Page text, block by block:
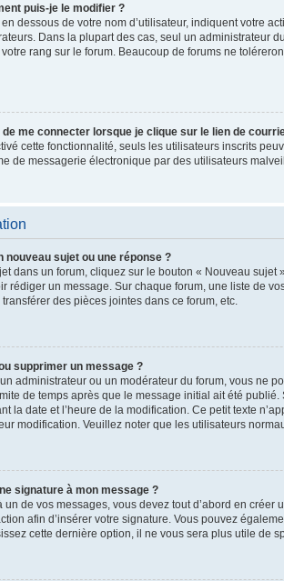
puis-je le modifier ?
dessous de votre nom d’utilisateur, indiquent votre
Dans la plupart des cas, seul un administrateur
rang sur le forum. Beaucoup de forums ne
de me connecter lorsque je clique sur le lien de
cette fonctionnalité, seuls les utilisateurs inscrits
de messagerie électronique par des utilisateurs
nouveau sujet ou une réponse ?
dans un forum, cliquez sur le bouton « Nouveau
rédiger un message. Sur chaque forum, une liste de
des pièces jointes dans ce forum, etc.
supprimer un message ?
administrateur ou un modérateur du forum, vous ne
de temps après que le message initial ait été
la date et l’heure de la modification. Ce petit texte
modification. Veuillez noter que les utilisateurs
signature à mon message ?
de vos messages, vous devez tout d’abord en
afin d’insérer votre signature. Vous pouvez
cette dernière option, il ne vous sera plus utile de